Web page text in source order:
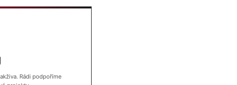
Rádi podpoříme